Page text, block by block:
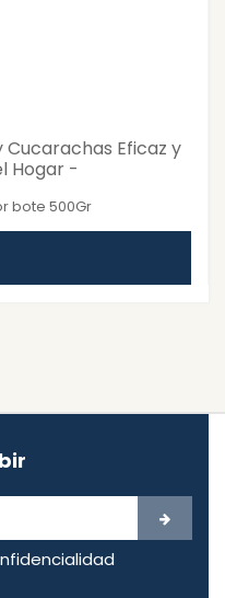
Eficaz y
Hogar -
bote 500Gr